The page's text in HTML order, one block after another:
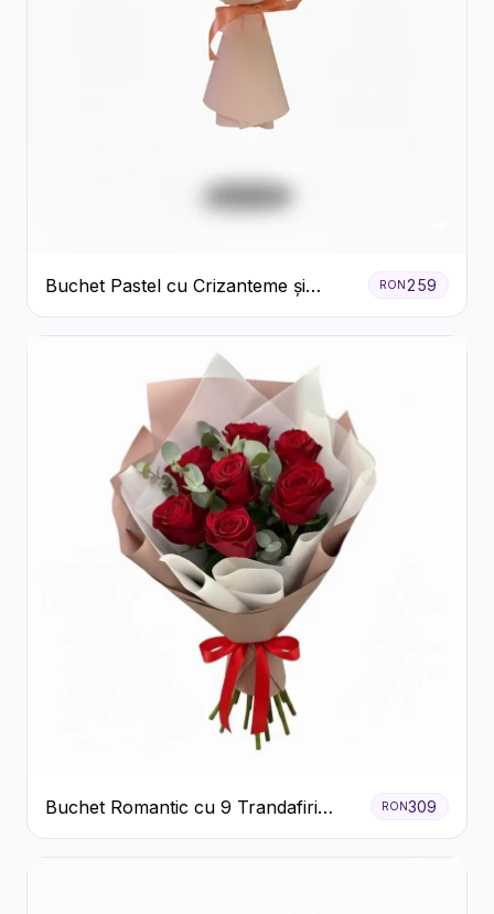
Buchet Pastel cu Crizanteme și
Garoafe
RON 259
Buchet Romantic cu 9 Trandafiri
Roșii
RON309